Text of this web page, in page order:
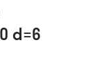
d=6